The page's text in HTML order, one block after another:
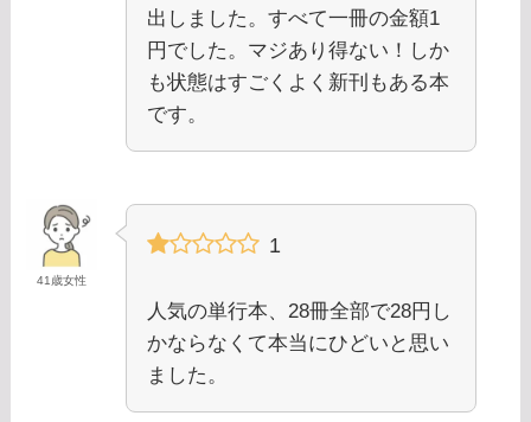
出しました。すべて一冊の金額1
円でした。マジあり得ない！しか
も状態はすごくよく新刊もある本
です。
41歳女性
1
人気の単行本、28冊全部で28円し
かならなくて本当にひどいと思い
ました。